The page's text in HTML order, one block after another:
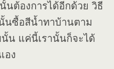
นต้องการได้อีกด้วย วิธี
นั้นซื้อสีน้ำทาบ้านตาม
น แค่นี้เรานั้นก็จะได้
อง